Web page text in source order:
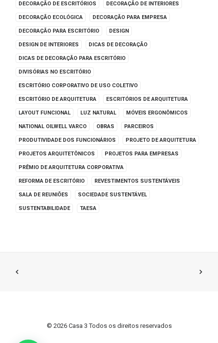
DECORAÇÃO DE ESCRITÓRIOS DECORAÇÃO DE INTERIORES
DECORAÇÃO ECOLÓGICA DECORAÇÃO PARA EMPRESA
DECORAÇÃO PARA ESCRITÓRIO DESIGN
DESIGN DE INTERIORES DICAS DE DECORAÇÃO
DICAS DE DECORAÇÃO PARA ESCRITÓRIO
DIVISÓRIAS NO ESCRITÓRIO
ESCRITÓRIO CORPORATIVO DE USO COLETIVO
ESCRITÓRIO DE ARQUITETURA ESCRITÓRIOS DE ARQUITETURA
LAYOUT FUNCIONAL LUZ NATURAL MÓVEIS ERGONÔMICOS
NATIONAL OILWELL VARCO OBRAS PARCEIROS
PRODUTIVIDADE DOS FUNCIONÁRIOS PROJETO DE ARQUITETURA
PROJETOS ARQUITETÔNICOS PROJETOS PARA EMPRESAS
PRÊMIO DE ARQUITETURA CORPORATIVA
REFORMA DE ESCRITÓRIO REVESTIMENTOS SUSTENTÁVEIS
SALA DE REUNIÕES SOCIEDADE SUSTENTÁVEL
SUSTENTABILIDADE TAESA
© 2026 Casa 3 Todos os direitos reservados